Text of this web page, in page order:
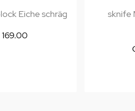
Eiche schräg
sknife